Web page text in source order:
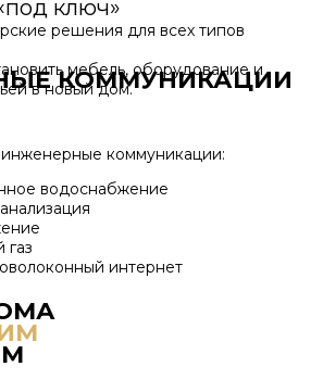
ключ»
решения для всех типов
мебель, оборудование и
в новый дом.
КОММУНИКАЦИИ
коммуникации:
водоснабжение
газ
интернет